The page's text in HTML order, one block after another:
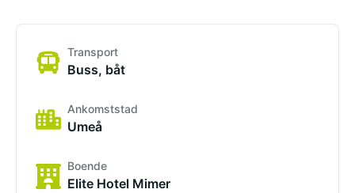
Transport
Buss, båt
Ankomststad
Umeå
Boende
Elite Hotel Mimer